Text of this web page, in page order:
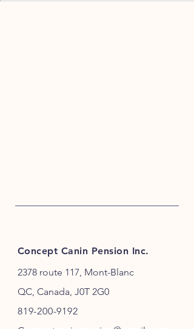
Concept Canin Pension Inc.
2378 route 117, Mont-Blanc
QC, Canada, J0T 2G0
819-200-9192